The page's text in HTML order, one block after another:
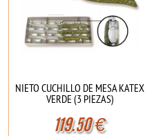
NIETO CUCHILLO DE MESA KATEX
VERDE (3 PIEZAS)
119.50€